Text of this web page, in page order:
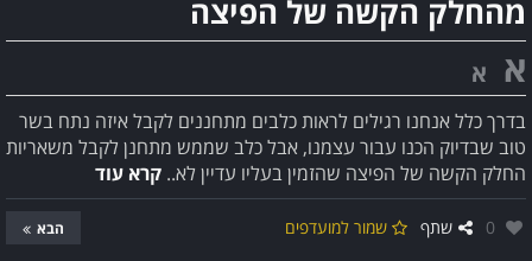
מהחלק הקשה של הפיצה
א א
בדרך כלל אנחנו רגילים לראות כלבים מתחננים לקבל איזה נתח בשר
טוב שבדיוק הכנו עבור עצמנו, אבל כלב שממש מתחנן לקבל משאריות
החלק הקשה של הפיצה שהזמין בעליו עדיין לא.. קרא עוד
אהבו:
0 שתף שמור למועדפים הבא